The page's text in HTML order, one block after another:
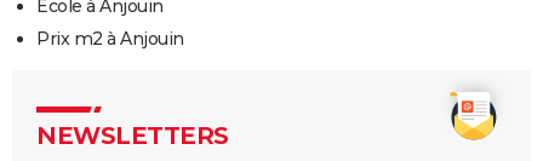
Ecole à Anjouin
Prix m2 à Anjouin
NEWSLETTERS